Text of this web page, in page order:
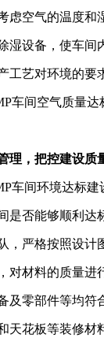
虑空气的温度和
湿设备，使车间
工艺对环境的要
车间空气质量
，把控建设质
间环境达标建
是否能够顺利达
，严格按照设计
对材料的质量进
及零部件等均符
天花板等装修材